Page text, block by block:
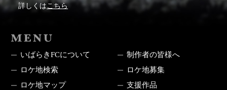
詳しくはこちら
いばらきFCについて
制作者の皆様へ
ロケ地検索
ロケ地募集
ロケ地マップ
支援作品